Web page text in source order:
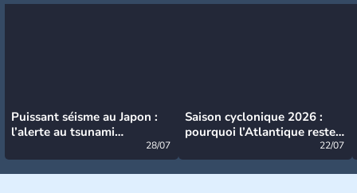
Puissant séisme au Japon :
l’alerte au tsunami
28/07
Saison cyclonique 2026 :
pourquoi l’Atlantique reste
22/07